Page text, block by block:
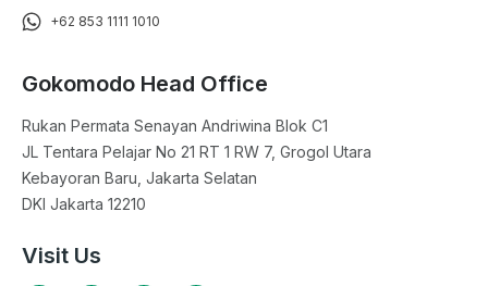
+62 853 1111 1010
Gokomodo Head Office
Rukan Permata Senayan Andriwina Blok C1
JL Tentara Pelajar No 21 RT 1 RW 7, Grogol Utara
Kebayoran Baru, Jakarta Selatan
DKI Jakarta 12210
Visit Us